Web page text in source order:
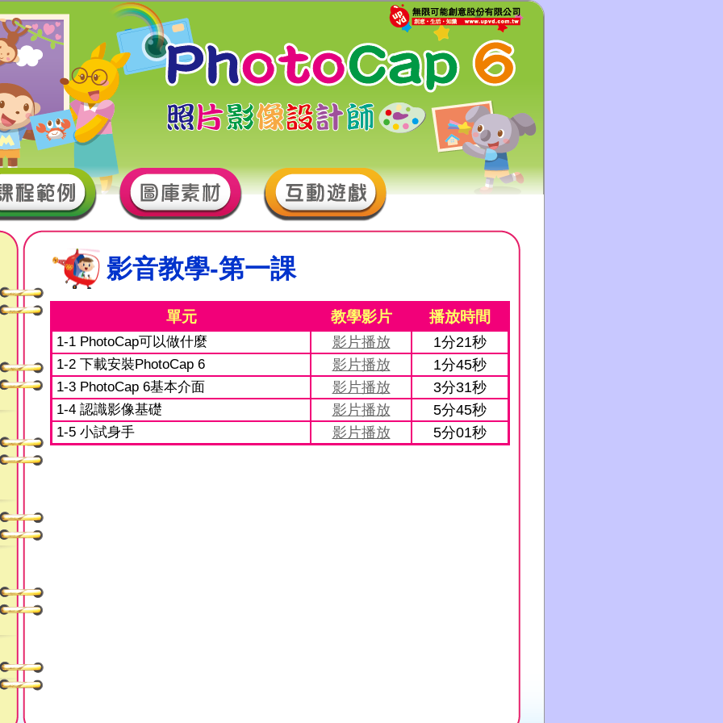
影音教學-第一課
單元 教學影片 播放時間
1-1 PhotoCap可以做什麼 影片播放 1分21秒
1-2 下載安裝PhotoCap 6 影片播放 1分45秒
1-3 PhotoCap 6基本介面 影片播放 3分31秒
1-4 認識影像基礎 影片播放 5分45秒
1-5 小試身手 影片播放 5分01秒